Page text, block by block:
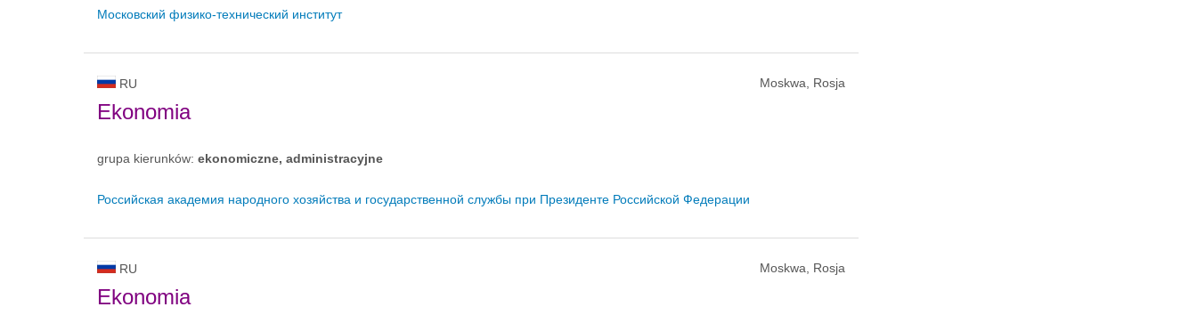
Московский физико-технический институт
RU Moskwa, Rosja
Ekonomia
grupa kierunków: ekonomiczne, administracyjne
Российская академия народного хозяйства и государственной службы при Президенте Российской Федерации
RU Moskwa, Rosja
Ekonomia